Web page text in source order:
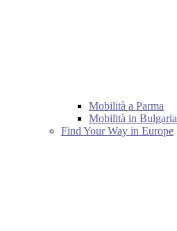
Mobilità a Parma
Mobilità in Bulgaria
Find Your Way in Europe